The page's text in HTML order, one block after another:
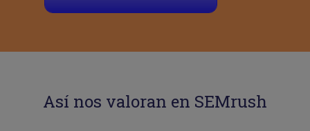
Así nos valoran en SEMrush